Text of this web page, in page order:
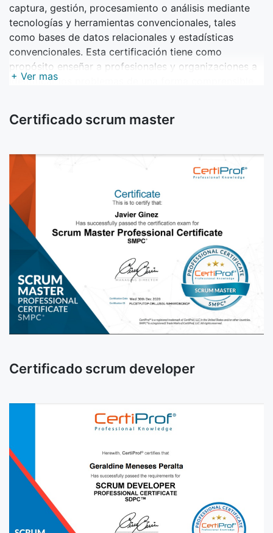
+ Ver mas
captura, gestión, procesamiento o análisis mediante
tecnologías y herramientas convencionales, tales
como bases de datos relacionales y estadísticas
convencionales. Esta certificación tiene como
propósito enseñar a profesionales y organizaciones a
identificar los problemas de una forma comprensible
que pueden ser moldeados o probados de cualquier
Certificado scrum master
Certificado scrum developer